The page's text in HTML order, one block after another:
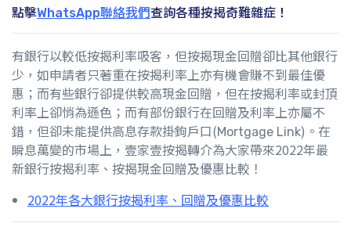
點擊WhatsApp聯絡我們查詢各種按揭奇難雜症！
有銀行以較低按揭利率吸客，但按揭現金回贈卻比其他銀行
少，如申請者只著重在按揭利率上亦有機會賺不到最佳優
惠；而有些銀行卻提供較高現金回贈，但在按揭利率或封頂
利率上卻悄為遜色；而有部份銀行在回贈及利率上亦屬不
錯，但卻未能提供高息存款掛鉤戶口(Mortgage Link)。在
瞬息萬變的市場上，壹家壹按揭轉介為大家帶來2022年最
新銀行按揭利率、按揭現金回贈及優惠比較！
2022年各大銀行按揭利率、回贈及優惠比較